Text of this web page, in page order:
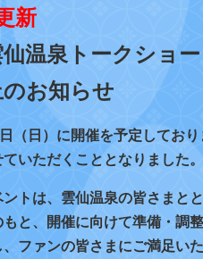
新
お知らせ
（日）に開催を予定してお
ていただくこととなりました。
ントは、雲仙温泉の皆さまと
と、開催に向けて準備・調
、ファンの皆さまにご満足い